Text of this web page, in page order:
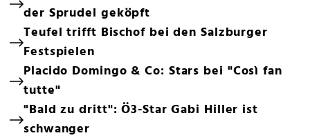
der Sprudel geköpft
Teufel trifft Bischof bei den Salzburger
Festspielen
Placido Domingo & Co: Stars bei "Così fan
tutte"
"Bald zu dritt": Ö3-Star Gabi Hiller ist
schwanger